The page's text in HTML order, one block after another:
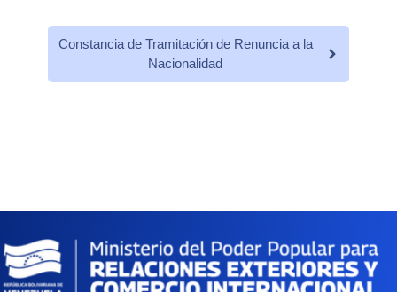
Constancia de Tramitación de Renuncia a la
Nacionalidad